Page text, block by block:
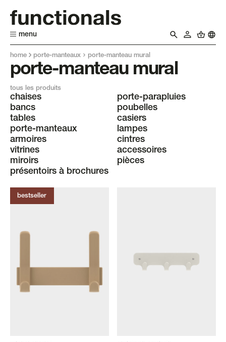
menu
home porte-manteaux porte-manteau mural
porte-manteau mural
tous les produits
chaises
bancs
tables
porte-manteaux
porte-parapluies
poubelles
casiers
lampes
armoires
vitrines
miroirs
présentoirs à brochures
cintres
accessoires
pièces
bestseller